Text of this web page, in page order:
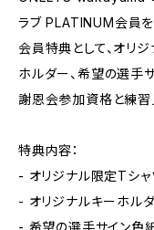
ラブ PLATINUM会員を
会員特典として、オリ
ホルダー、希望の選手
謝恩会参加資格と練習
特典内容：
- オリジナル限定Tシ
- オリジナルキーホル
- 希望の選手サイン色